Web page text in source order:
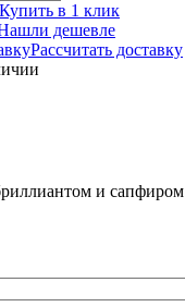
Купить в 1 клик
дешевле
Рассчитать доставку
и сапфиром